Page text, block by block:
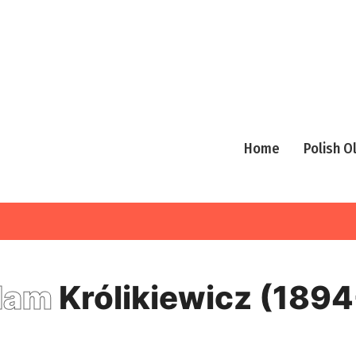
Home Polish
Królikiewicz